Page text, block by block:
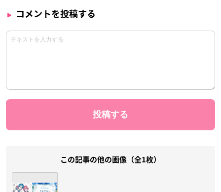
コメントを投稿する
この記事の他の画像（全1枚）